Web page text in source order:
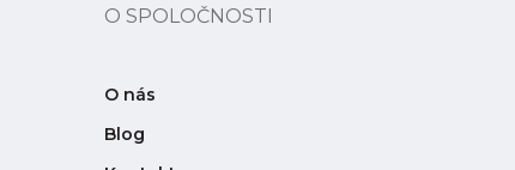
O SPOLOČNOSTI
O nás
Blog